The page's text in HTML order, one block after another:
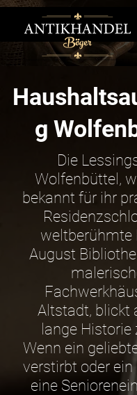
g
Die
Wolfenbüttel,
bekannt für ihr
weltberühmte
August
Altstadt, blickt
lange Historie
Wenn ein
verstirbt oder
eine